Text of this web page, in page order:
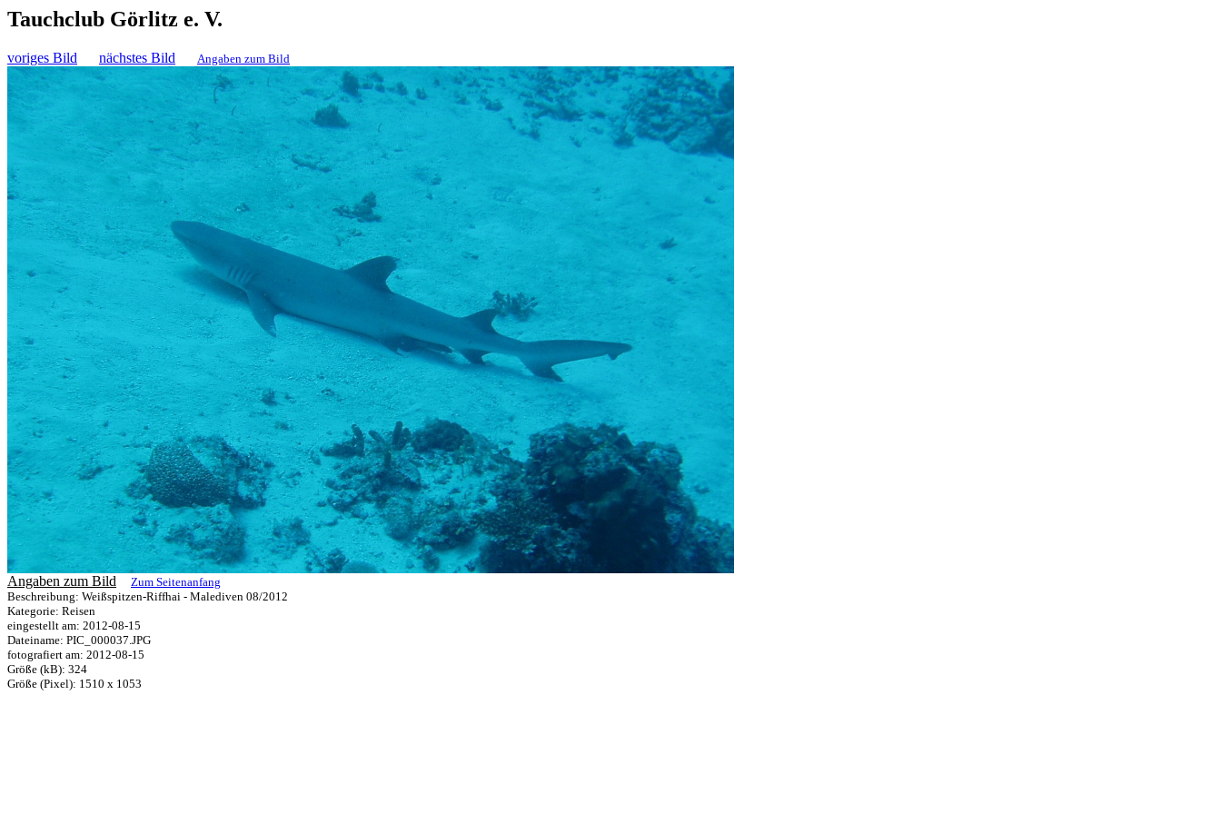
Tauchclub Görlitz e. V.
voriges Bild nächstes Bild Angaben zum Bild
Angaben zum Bild
Zum Seitenanfang
Beschreibung: Weißspitzen-Riffhai - Malediven 08/2012
Kategorie: Reisen
eingestellt am: 2012-08-15
Dateiname: PIC_000037.JPG
fotografiert am: 2012-08-15
Größe (kB): 324
Größe (Pixel): 1510 x 1053